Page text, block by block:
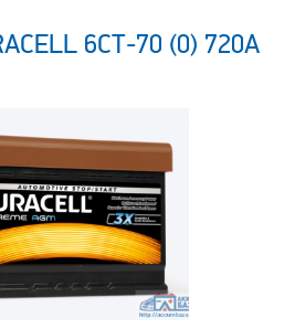
6СТ-70 (0) 720А